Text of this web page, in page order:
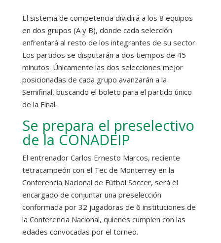
El sistema de competencia dividirá a los 8 equipos
en dos grupos (A y B), donde cada selección
enfrentará al resto de los integrantes de su sector.
Los partidos se disputarán a dos tiempos de 45
minutos. Únicamente las dos selecciones mejor
posicionadas de cada grupo avanzarán a la
Semifinal, buscando el boleto para el partido único
de la Final.
Se prepara el preselectivo
de la CONADEIP
El entrenador Carlos Ernesto Marcos, reciente
tetracampeón con el Tec de Monterrey en la
Conferencia Nacional de Fútbol Soccer, será el
encargado de conjuntar una preselección
conformada por 32 jugadoras de 6 instituciones de
la Conferencia Nacional, quienes cumplen con las
edades convocadas por el torneo.